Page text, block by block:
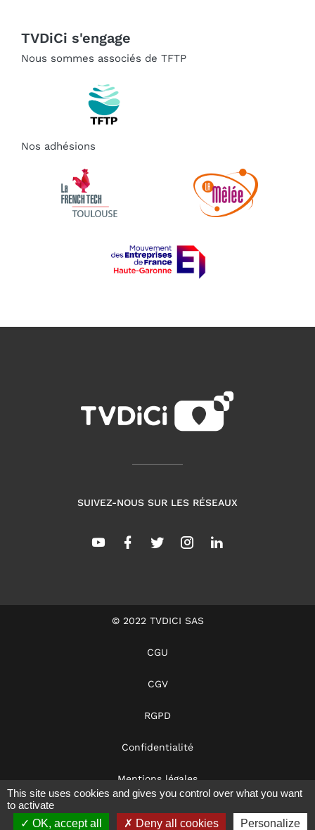
TVDiCi s'engage
Nous sommes associés de TFTP
Nos adhésions
SUIVEZ-NOUS SUR LES RÉSEAUX
© 2022 TVDICI SAS
CGU
CGV
RGPD
Confidentialité
Mentions légales
This site uses cookies and gives you control over what you want
to activate
OK, accept all
Deny all cookies Personalize